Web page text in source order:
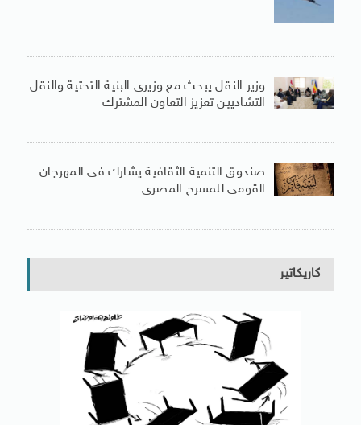
وزير النقل يبحث مع وزيرى البنية التحتية والنقل
التشاديين تعزيز التعاون المشترك
صندوق التنمية الثقافية يشارك فى المهرجان
القومى للمسرح المصرى
كاريكاتير